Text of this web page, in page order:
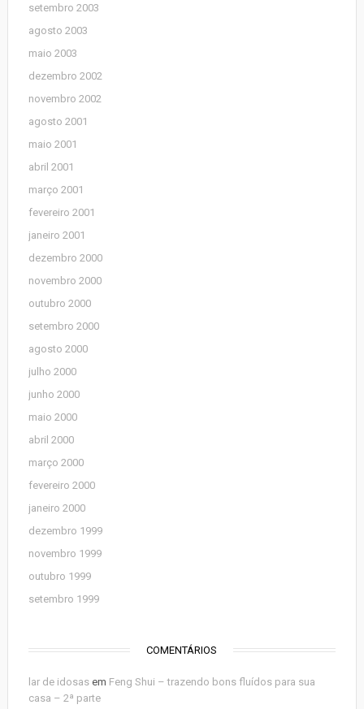
setembro 2003
agosto 2003
maio 2003
dezembro 2002
novembro 2002
agosto 2001
maio 2001
abril 2001
março 2001
fevereiro 2001
janeiro 2001
dezembro 2000
novembro 2000
outubro 2000
setembro 2000
agosto 2000
julho 2000
junho 2000
maio 2000
abril 2000
março 2000
fevereiro 2000
janeiro 2000
dezembro 1999
novembro 1999
outubro 1999
setembro 1999
COMENTÁRIOS
lar de idosasem Feng Shui – trazendo bons fluídos para sua
casa – 2ª parte